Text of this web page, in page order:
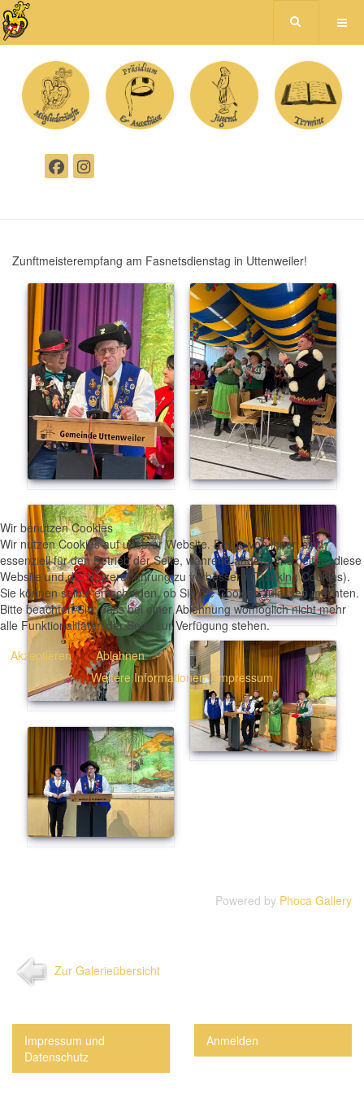
Zunftmeisterempfang am Fasnetsdienstag in Uttenweiler!
Powered by Phoca Gallery
Zur Galerieübersicht
Impressum und
Datenschutz
Anmelden
Wir benutzen Cookies
Wir nutzen Cookies auf unserer Website. Einige von ihnen sind
essenziell für den Betrieb der Seite, während andere uns helfen, diese
Website und die Nutzererfahrung zu verbessern (Tracking Cookies).
Sie können selbst entscheiden, ob Sie die Cookies zulassen möchten.
Bitte beachten Sie, dass bei einer Ablehnung womöglich nicht mehr
alle Funktionalitäten der Seite zur Verfügung stehen.
Akzeptieren
Ablehnen
Weitere Informationen| Impressum